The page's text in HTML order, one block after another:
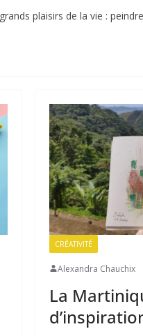
plaisirs de la vie :
CRÉATIVITÉ
Alexandra Chauchix
La